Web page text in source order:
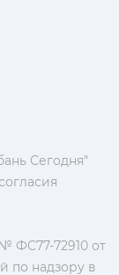
Сегодня"
ФС77-72910 от
по надзору в